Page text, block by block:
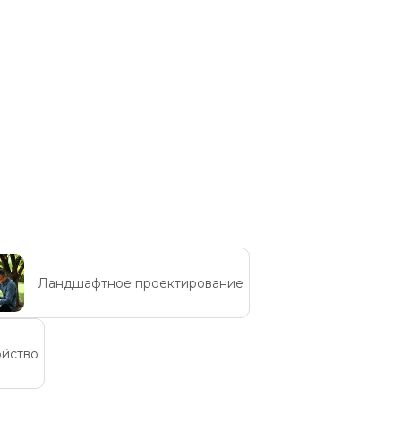
Ландшафтное проектирование